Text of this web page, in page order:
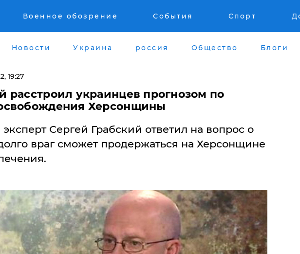
Военное обозрение События Спорт
Новости Украина россия Общество Блоги
19:27
расстроил украинцев прогнозом по
Херсонщины
Сергей Грабский ответил на вопрос о
враг сможет продержаться на Херсонщине